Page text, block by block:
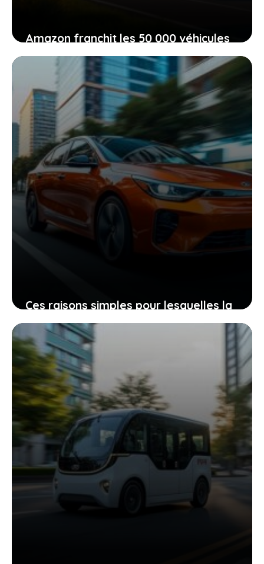
Amazon franchit les 50 000 véhicules
électriques : quels bénéfices pour
l’environnement et les clients ?
20 juin 2026
Ces raisons simples pour lesquelles la
kia ev2 offre une autonomie réelle
supérieure à l’annonce officielle
19 juin 2026